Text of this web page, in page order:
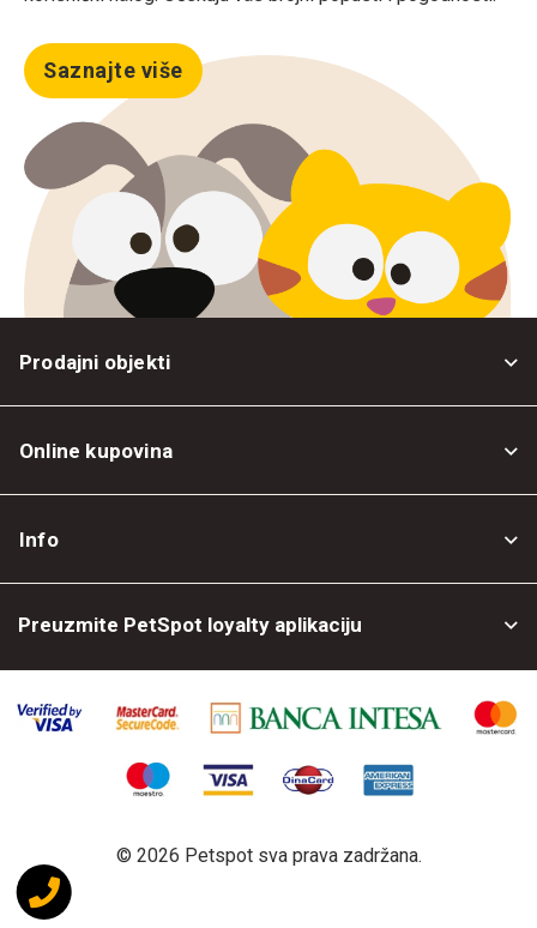
Saznajte više
Prodajni objekti
Online kupovina
Info
Preuzmite PetSpot loyalty aplikaciju
© 2026 Petspot sva prava zadržana.